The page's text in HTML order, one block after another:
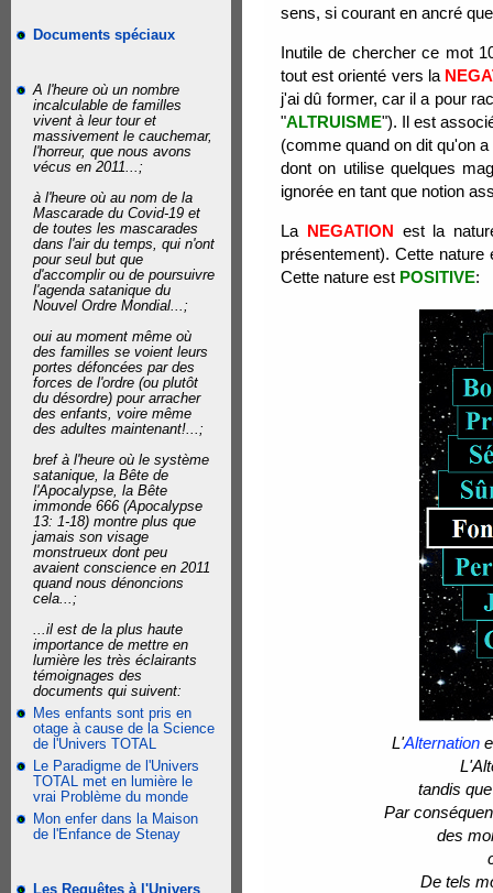
Documents spéciaux
A l'heure où un nombre
incalculable de familles
vivent à leur tour et
massivement le cauchemar,
l'horreur, que nous avons
vécus en 2011...;
à l'heure où au nom de la
Mascarade du Covid-19 et
de toutes les mascarades
dans l'air du temps, qui n'ont
pour seul but que
d'accomplir ou de poursuivre
l'agenda satanique du
Nouvel Ordre Mondial...;
oui au moment même où
des familles se voient leurs
portes défoncées par des
forces de l'ordre (ou plutôt
du désordre) pour arracher
des enfants, voire même
des adultes maintenant!...;
bref à l'heure où le système
satanique, la Bête de
l'Apocalypse, la Bête
immonde 666 (Apocalypse
13: 1-18) montre plus que
jamais son visage
monstrueux dont peu
avaient conscience en 2011
quand nous dénoncions
cela...;
...il est de la plus haute
importance de mettre en
lumière les très éclairants
témoignages des
documents qui suivent:
Mes enfants sont pris en
otage à cause de la Science
de l'Univers TOTAL
Le Paradigme de l'Univers
TOTAL met en lumière le
vrai Problème du monde
Mon enfer dans la Maison
de l'Enfance de Stenay
Les Requêtes à l'Univers
sens, si courant en ancré
Inutile de chercher ce mot
tout est orienté vers la
j'ai dû former, car il a pour
"ALTRUISME"). Il est
(comme quand on dit qu'on
dont on utilise quelques
ignorée en tant que notion
La NEGATION est la
présentement). Cette
Cette nature est POSITIVE:
L'Alternation
tandis
Par
des
De tels